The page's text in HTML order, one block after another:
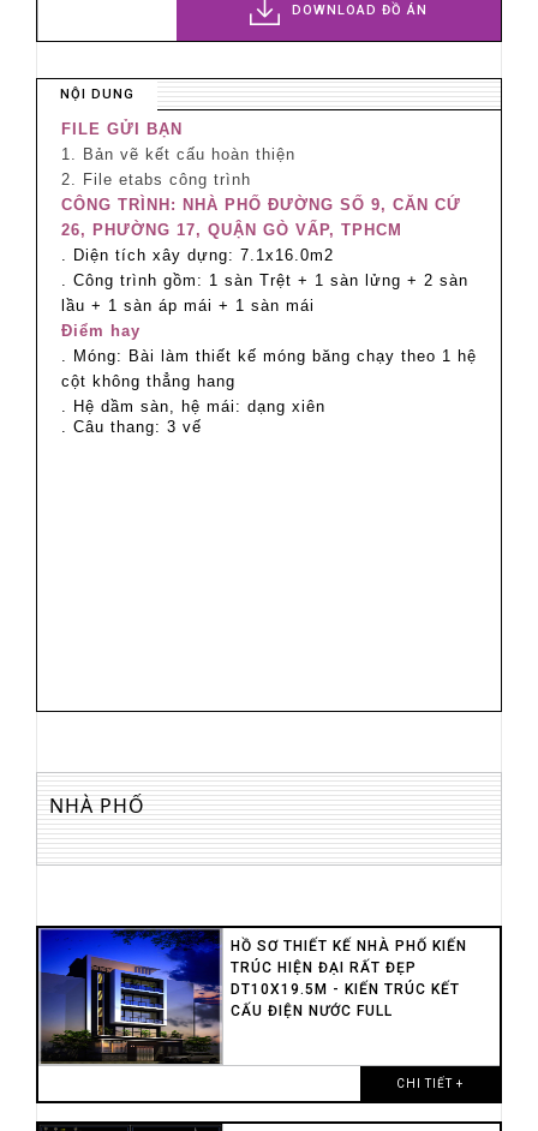
DOWNLOAD ĐỒ ÁN
NỘI DUNG
FILE GỬI BẠN
1. Bản vẽ kết cấu hoàn thiện
2. File etabs công trình
CÔNG TRÌNH: NHÀ PHỐ ĐƯỜNG SỐ 9, CĂN CỨ
26, PHƯỜNG 17, QUẬN GÒ VẤP, TPHCM
. Diện tích xây dựng: 7.1x16.0m2
. Công trình gồm: 1 sàn Trệt + 1 sàn lửng + 2 sàn
lầu + 1 sàn áp mái + 1 sàn mái
Điểm hay
. Móng: Bài làm thiết kế móng băng chạy theo 1 hệ
cột không thẳng hang
. Hệ dầm sàn, hệ mái: dạng xiên
. Câu thang: 3 vế
NHÀ PHỐ
HỒ SƠ THIẾT KẾ NHÀ PHỐ KIẾN
TRÚC HIỆN ĐẠI RẤT ĐẸP
DT10X19.5M - KIẾN TRÚC KẾT
CẤU ĐIỆN NƯỚC FULL
CHI TIẾT +